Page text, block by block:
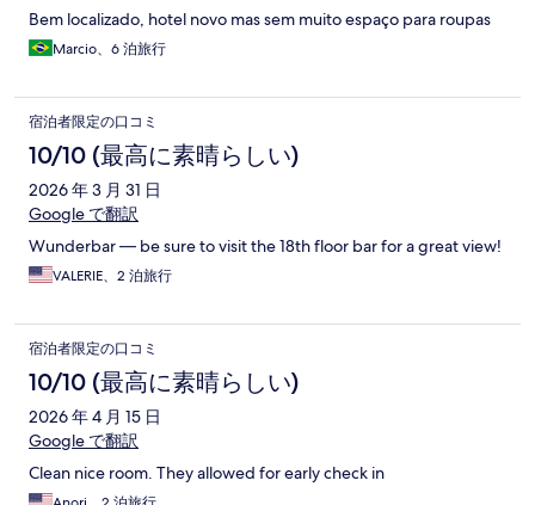
Bem localizado, hotel novo mas sem muito espaço para roupas
Marcio、6 泊旅行
宿泊者限定の口コミ
10/10 (最高に素晴らしい)
2026 年 3 月 31 日
Google で翻訳
Wunderbar — be sure to visit the 18th floor bar for a great view!
VALERIE、2 泊旅行
宿泊者限定の口コミ
10/10 (最高に素晴らしい)
2026 年 4 月 15 日
Google で翻訳
Clean nice room. They allowed for early check in